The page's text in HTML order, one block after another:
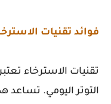
فوائد تقنيات
تقنيات الاسترخاء
التوتر اليومي. تساعد